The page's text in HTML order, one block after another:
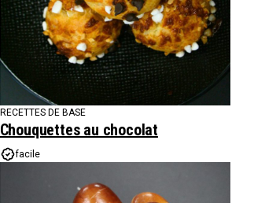
RECETTES DE BASE
Chouquettes au chocolat
facile